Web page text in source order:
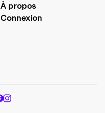
À propos
Connexion